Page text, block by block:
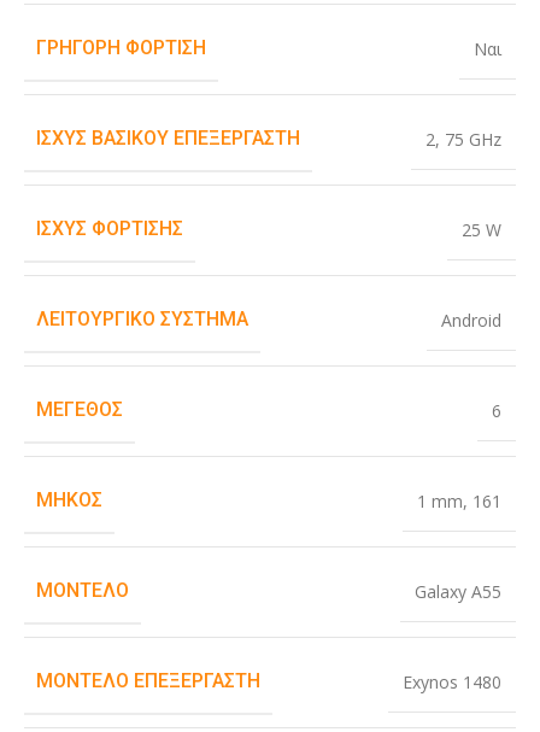
ΓΡΉΓΟΡΗ ΦΌΡΤΙΣΗ Ναι
ΙΣΧΎΣ ΒΑΣΙΚΟΎ ΕΠΕΞΕΡΓΑΣΤΉ 2, 75 GHz
ΙΣΧΎΣ ΦΌΡΤΙΣΗΣ 25 W
ΛΕΙΤΟΥΡΓΙΚΌ ΣΎΣΤΗΜΑ Android
ΜΈΓΕΘΟΣ 6
ΜΉΚΟΣ 1 mm, 161
ΜΟΝΤΈΛΟ Galaxy A55
ΜΟΝΤΈΛΟ ΕΠΕΞΕΡΓΑΣΤΉ Exynos 1480